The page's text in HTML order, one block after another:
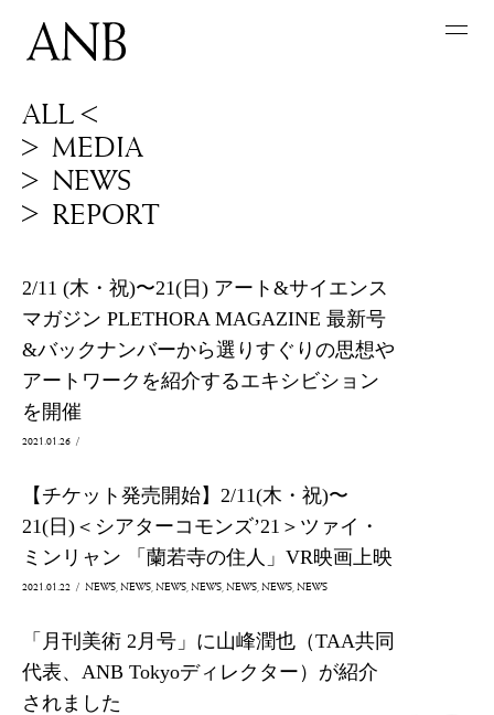
ALL
MEDIA
NEWS
REPORT
2/11 (木・祝)〜21(日) アート&サイエンス
マガジン PLETHORA MAGAZINE 最新号
&バックナンバーから選りすぐりの思想や
アートワークを紹介するエキシビション
を開催
2021.01.26 /
【チケット発売開始】2/11(木・祝)〜
21(日)＜シアターコモンズ’21＞ツァイ・
ミンリャン 「蘭若寺の住人」VR映画上映
2021.01.22 / NEWS NEWS NEWS NEWS NEWS NEWS NEWS
「月刊美術 2月号」に山峰潤也（TAA共同
代表、ANB Tokyoディレクター）が紹介
されました